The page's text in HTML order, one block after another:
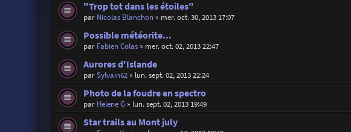
"Trop tot dans les étoiles"
par Nicolas Blanchon» mer. oct. 30, 2013 17:07
Possible météorite...
par Fabien Colas» mer. oct. 02, 2013 22:47
Aurores d'Islande
parSylvain62» lun. sept. 02, 2013 22:24
Photo de la foudre en spectro
par Helene G» lun. sept. 02, 2013 19:49
Star trails au Mont july